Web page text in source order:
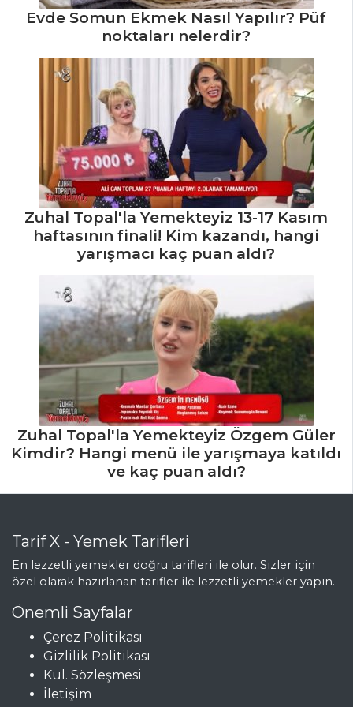
Kızılcık Şerbeti
Tarifi, Nasıl Yapılır?
Elma Şerbeti
Tarifi, Nasıl Yapılır?
Pancarlı
Fesleğenli Ayran
Tarifi, Nasıl Yapılır?
İçecekler Tüm
Evde Somun Ekmek Nasıl Yapılır? Püf
noktaları nelerdir?
Zuhal Topal'la Yemekteyiz 13-17 Kasım
haftasının finali! Kim kazandı, hangi
yarışmacı kaç puan aldı?
Zuhal Topal'la Yemekteyiz Özgem Güler
Kimdir? Hangi menü ile yarışmaya katıldı
ve kaç puan aldı?
Tarif X - Yemek Tarifleri
En lezzetli yemekler doğru tarifleri ile olur. Sizler için
özel olarak hazırlanan tarifler ile lezzetli yemekler yapın.
Önemli Sayfalar
Çerez Politikası
Gizlilik Politikası
Kul. Sözleşmesi
İletişim